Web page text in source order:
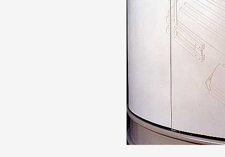
Production vidéo
Formation
Événements
1% œuvres
public